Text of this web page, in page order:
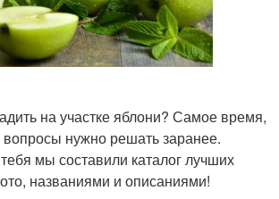
на участке яблони? Самое время,
вопросы нужно решать заранее.
мы составили каталог лучших
названиями и описаниями!